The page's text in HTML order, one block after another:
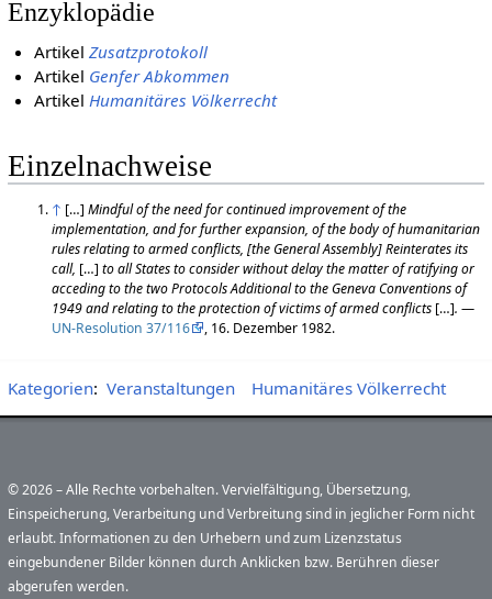
Enzyklopädie
ArtikelZusatzprotokoll
Artikel Genfer Abkommen
Artikel Humanitäres Völkerrecht
Einzelnachweise
↑ […] Mindful of the need for continued improvement of the
implementation, and for further expansion, of the body of humanitarian
rules relating to armed conflicts, [the General Assembly] Reinterates its
call, […] to all States to consider without delay the matter of ratifying or
acceding to the two Protocols Additional to the Geneva Conventions of
1949 and relating to the protection of victims of armed conflicts […]. —
UN-Resolution 37/116
, 16. Dezember 1982.
Kategorien: Veranstaltungen Humanitäres Völkerrecht
© 2026 – Alle Rechte vorbehalten. Vervielfältigung, Übersetzung,
Einspeicherung, Verarbeitung und Verbreitung sind in jeglicher Form nicht
erlaubt. Informationen zu den Urhebern und zum Lizenzstatus
eingebundener Bilder können durch Anklicken bzw. Berühren dieser
abgerufen werden.